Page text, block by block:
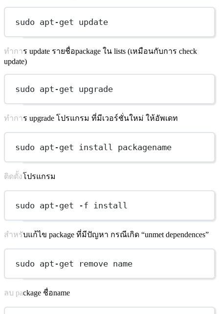
sudo apt-get update
ทำการ update รายชื่อpackage ใน lists (เหมือนกับการ check
update)
sudo apt-get upgrade
ทำการ upgrade โปรแกรม ที่มีเวอร์ชั่นใหม่ ให้อัพเดท
sudo apt-get install packagename
ติดตั้งโปรแกรม
sudo apt-get -f install
สำหรับแก้ไข package ที่มีปัญหา กรณีเกิด “unmet dependences”
sudo apt-get remove name
ลบ package ชื่อname